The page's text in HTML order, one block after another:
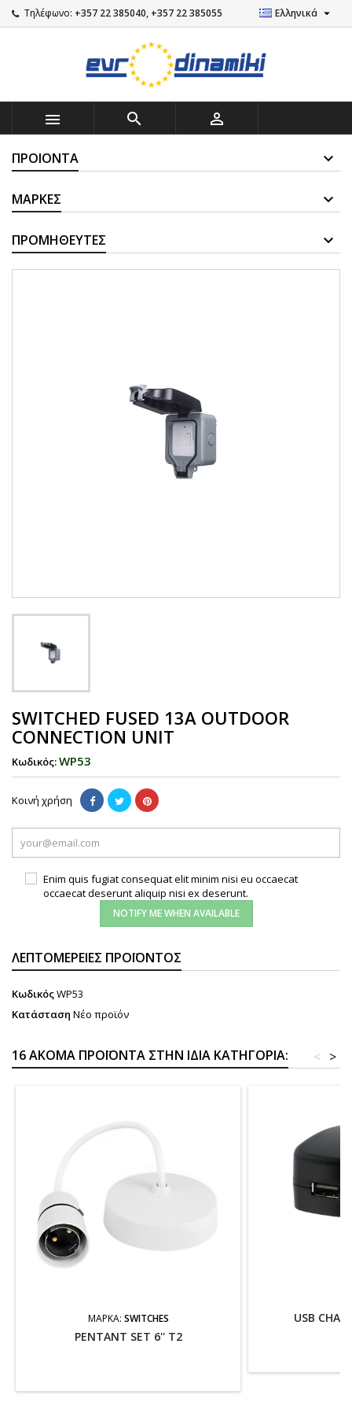
Τηλέφωνο: +357 22 385040, +357 22 385055 Ελληνικά 
  
ΠΡΟΙΌΝΤΑ
ΜΆΡΚΕΣ
ΠΡΟΜΗΘΕΥΤΈΣ
SWITCHED FUSED 13A OUTDOOR
CONNECTION UNIT
Κωδικός:WP53
Κοινή χρήση
Enim quis fugiat consequat elit minim nisi eu occaecat
occaecat deserunt aliquip nisi ex deserunt.
NOTIFY ME WHEN AVAILABLE
ΛΕΠΤΟΜΈΡΕΙΕΣ ΠΡΟΪΌΝΤΟΣ
ΚωδικόςWP53
Κατάσταση Νέο προϊόν
16 ΑΚΌΜΑ ΠΡΟΪΌΝΤΑ ΣΤΗΝ ΊΔΙΑ ΚΑΤΗΓΟΡΊΑ: >
<
ΜΆΡΚΑ: SWITCHES
PENTANT SET 6'' T2
USB